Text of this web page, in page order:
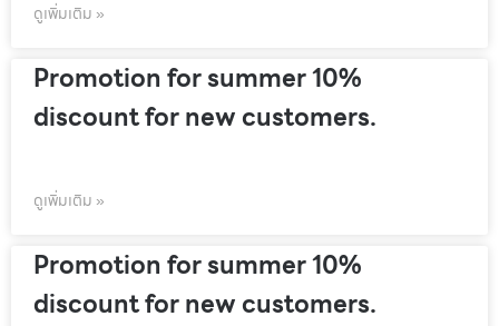
ดูเพิ่มเติม »
Promotion for summer 10%
discount for new customers.
ดูเพิ่มเติม »
Promotion for summer 10%
discount for new customers.